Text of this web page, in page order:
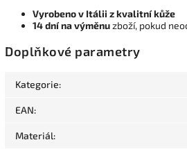
Vyrobeno v Itálii z kvalitní kůže
14 dní na výměnuzboží, pokud
Doplňkové parametry
Kategorie:
EAN:
Materiál: